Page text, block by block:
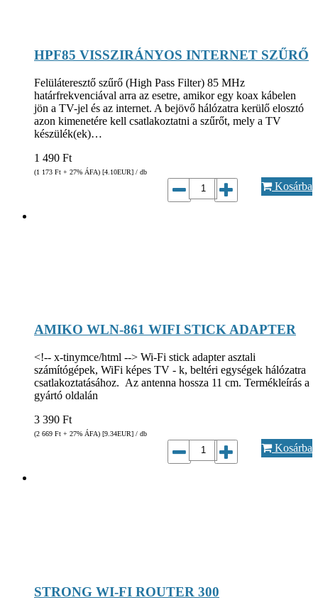
HPF85 VISSZIRÁNYOS INTERNET SZŰRŐ
Felüláteresztő szűrő (High Pass Filter) 85 MHz
határfrekvenciával arra az esetre, amikor egy koax kábelen
jön a TV-jel és az internet. A bejövő hálózatra kerülő elosztó
azon kimenetére kell csatlakoztatni a szűrőt, mely a TV
készülék(ek)…
1 490 Ft
(1 173 Ft + 27% ÁFA) [4.10EUR] / db
Kosárba
AMIKO WLN-861 WIFI STICK ADAPTER
<!-- x-tinymce/html --> Wi-Fi stick adapter asztali
számítógépek, WiFi képes TV - k, beltéri egységek hálózatra
csatlakoztatásához. Az antenna hossza 11 cm. Termékleírás a
gyártó oldalán
3 390 Ft
(2 669 Ft + 27% ÁFA) [9.34EUR] / db
Kosárba
STRONG WI-FI ROUTER 300